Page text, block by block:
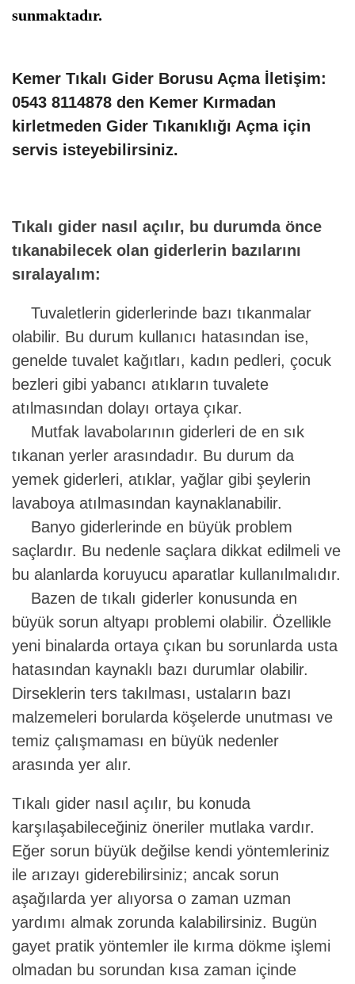
sunmaktadır.
Kemer Tıkalı Gider Borusu Açma İletişim:
0543 8114878 den Kemer Kırmadan
kirletmeden Gider Tıkanıklığı Açma için
servis isteyebilirsiniz.
Tıkalı gider nasıl açılır, bu durumda önce
tıkanabilecek olan giderlerin bazılarını
sıralayalım:
Tuvaletlerin giderlerinde bazı tıkanmalar
olabilir. Bu durum kullanıcı hatasından ise,
genelde tuvalet kağıtları, kadın pedleri, çocuk
bezleri gibi yabancı atıkların tuvalete
atılmasından dolayı ortaya çıkar.
Mutfak lavabolarının giderleri de en sık
tıkanan yerler arasındadır. Bu durum da
yemek giderleri, atıklar, yağlar gibi şeylerin
lavaboya atılmasından kaynaklanabilir.
Banyo giderlerinde en büyük problem
saçlardır. Bu nedenle saçlara dikkat edilmeli ve
bu alanlarda koruyucu aparatlar kullanılmalıdır.
Bazen de tıkalı giderler konusunda en
büyük sorun altyapı problemi olabilir. Özellikle
yeni binalarda ortaya çıkan bu sorunlarda usta
hatasından kaynaklı bazı durumlar olabilir.
Dirseklerin ters takılması, ustaların bazı
malzemeleri borularda köşelerde unutması ve
temiz çalışmaması en büyük nedenler
arasında yer alır.
Tıkalı gider nasıl açılır, bu konuda
karşılaşabileceğiniz öneriler mutlaka vardır.
Eğer sorun büyük değilse kendi yöntemleriniz
ile arızayı giderebilirsiniz; ancak sorun
aşağılarda yer alıyorsa o zaman uzman
yardımı almak zorunda kalabilirsiniz. Bugün
gayet pratik yöntemler ile kırma dökme işlemi
olmadan bu sorundan kısa zaman içinde